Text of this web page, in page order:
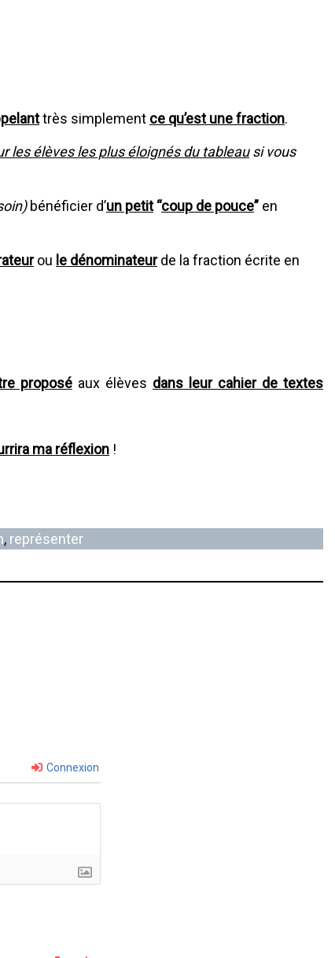
très simplement ce qu’est une fraction.
les élèves les plus éloignés du tableausi vous
bénéficier d’un petit“coup de pouce” en
ou le dénominateurde la fraction écrite en
proposéaux élèves dans leur cahier de textes
ma réflexion !
, représenter
Connexion